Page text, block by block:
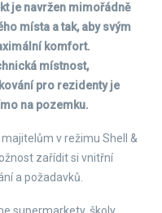
je navržen mimořádně
místa a tak, aby svým
komfort.
místnost,
pro rezidenty je
na pozemku.
v režimu Shell &
zařídit si vnitřní
a požadavků.